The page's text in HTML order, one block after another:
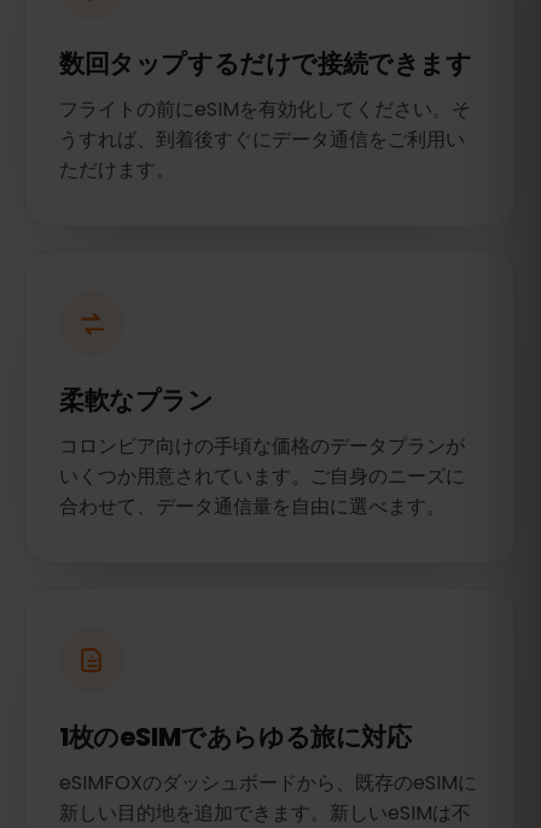
数回タップするだけで接続できます
フライトの前にeSIMを有効化してください。そ
うすれば、到着後すぐにデータ通信をご利用い
ただけます。
柔軟なプラン
コロンビア向けの手頃な価格のデータプランが
いくつか用意されています。ご自身のニーズに
合わせて、データ通信量を自由に選べます。
1枚のeSIMであらゆる旅に対応
eSIMFOXのダッシュボードから、既存のeSIMに
新しい目的地を追加できます。新しいeSIMは不